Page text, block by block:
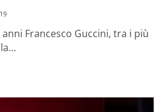
Francesco Guccini, tra i più